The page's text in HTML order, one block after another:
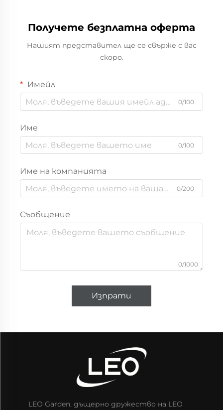
Получете безплатна оферта
Нашият представител ще се свърже с вас
скоро.
Имейл
0/100
Име
0/100
Име на компанията
0/200
Съобщение
0/1000
Изпрати
LEO Garden, дъщерно дружество на LEO